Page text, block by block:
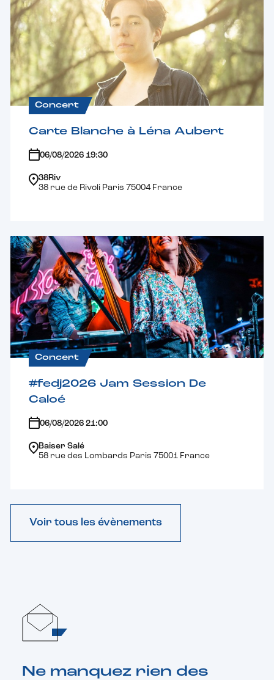
Concert
Carte Blanche à Léna Aubert
06/08/2026 19:30
38Riv
38 rue de Rivoli Paris 75004 France
Concert
#fedj2026 Jam Session De
Caloé
06/08/2026 21:00
Baiser Salé
58 rue des Lombards Paris 75001 France
Voir tous les évènements
Ne manquez rien des